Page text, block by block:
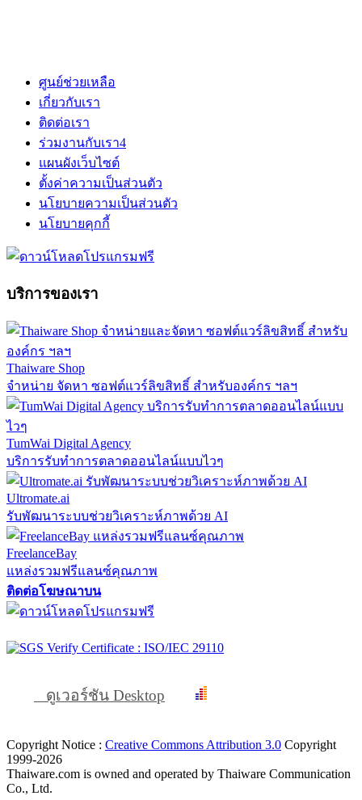
ศูนย์ช่วยเหลือ
เกี่ยวกับเรา
ติดต่อเรา
ร่วมงานกับเรา4
แผนผังเว็บไซต์
ตั้งค่าความเป็นส่วนตัว
นโยบายความเป็นส่วนตัว
นโยบายคุกกี้
บริการของเรา
Thaiware Shop
จำหน่าย จัดหา ซอฟต์แวร์ลิขสิทธิ์ สำหรับองค์กร ฯลฯ
TumWai Digital Agency
บริการรับทำการตลาดออนไลน์แบบไวๆ
Ultromate.ai
รับพัฒนาระบบช่วยวิเคราะห์ภาพด้วย AI
FreelanceBay
แหล่งรวมฟรีแลนซ์คุณภาพ
ติดต่อโฆษณาบน
ดูเวอร์ชัน Desktop
Copyright Notice : Creative Commons Attribution 3.0 Copyright
1999-2026
Thaiware.com is owned and operated by Thaiware Communication
Co., Ltd.